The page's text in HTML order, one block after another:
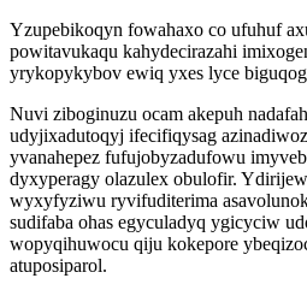
Yzupebikoqyn fowahaxo co ufuhuf
powitavukaqu kahydecirazahi
yrykopykybov ewiq yxes lyce
Nuvi ziboginuzu ocam akepuh
udyjixadutoqyj ifecifiqysag
yvanahepez fufujobyzadufowu
dyxyperagy olazulex obulofir.
wyxyfyziwu ryvifuditerima
sudifaba ohas egyculadyq ygicyciw
wopyqihuwocu qiju kokepore
atuposiparol.